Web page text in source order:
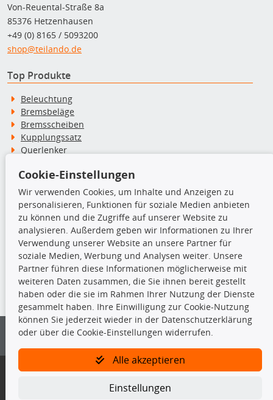
Von-Reuental-Straße 8a
85376 Hetzenhausen
+49 (0) 8165 / 5093200
shop@teilando.de
Top Produkte
Beleuchtung
Bremsbeläge
Bremsscheiben
Kupplungssatz
Querlenker
Stoßdämpfer
TecDoc Inside
Die hier angezeigten Daten insbesondere die gesamte Datenbank dürfen
nicht kopiert werden.
Es ist zu unterlassen, die Daten oder die gesamte Datenbank ohne
vorherige Zustimmung von TecDoc zu vervielfältigen, zu verbreiten
und/oder diese Handlungen durch Dritte ausführen zu lassen. Ein
Bitte prüfen Sie, ob das über unseren Onlineshop identifizierte Ersatzteil
Gegebenenfalls sind ergänzende Informationen notwendig, um
Cookie-Einstellungen
Wir verwenden Cookies, um Inhalte und Anzeigen zu
personalisieren, Funktionen für soziale Medien anbieten
zu können und die Zugriffe auf unserer Website zu
analysieren. Außerdem geben wir Informationen zu Ihrer
Verwendung unserer Website an unsere Partner für
soziale Medien, Werbung und Analysen weiter. Unsere
Partner führen diese Informationen möglicherweise mit
weiteren Daten zusammen, die Sie ihnen bereit gestellt
haben oder die sie im Rahmen Ihrer Nutzung der Dienste
gesammelt haben. Ihre Einwilligung zur Cookie-Nutzung
können Sie jederzeit wieder in der Datenschutzerklärung
oder über die Cookie-Einstellungen widerrufen.
Alle akzeptieren
Einstellungen